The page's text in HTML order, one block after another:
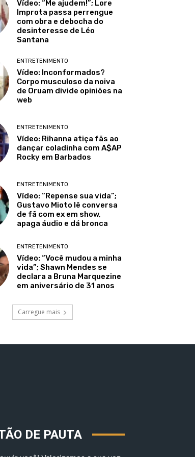
Vídeo: “Me ajudem!”; Lore
Improta passa perrengue
com obra e debocha do
desinteresse de Léo
Santana
ENTRETENIMENTO
Vídeo: Inconformados?
Corpo musculoso da noiva
de Oruam divide opiniões na
web
ENTRETENIMENTO
Vídeo: Rihanna atiça fãs ao
dançar coladinha com A$AP
Rocky em Barbados
ENTRETENIMENTO
Vídeo: “Repense sua vida”;
Gustavo Mioto lê conversa
de fã com ex em show,
apaga áudio e dá bronca
ENTRETENIMENTO
Vídeo: “Você mudou a minha
vida”; Shawn Mendes se
declara a Bruna Marquezine
em aniversário de 31 anos
Carregue mais
DE PAUTA